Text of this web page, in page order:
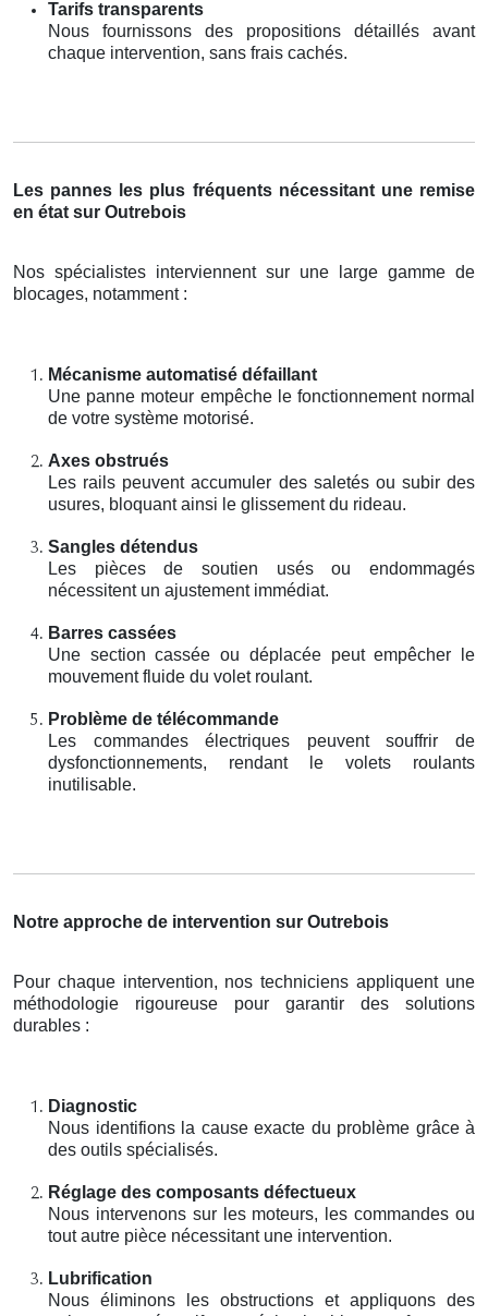
Tarifs transparents
Nous fournissons des propositions détaillés avant
chaque intervention, sans frais cachés.
Les pannes les plus fréquents nécessitant une remise
en état sur Outrebois
Nos spécialistes interviennent sur une large gamme de
blocages, notamment :
Mécanisme automatisé défaillant
Une panne moteur empêche le fonctionnement normal
de votre système motorisé.
Axes obstrués
Les rails peuvent accumuler des saletés ou subir des
usures, bloquant ainsi le glissement du rideau.
Sangles détendus
Les pièces de soutien usés ou endommagés
nécessitent un ajustement immédiat.
Barres cassées
Une section cassée ou déplacée peut empêcher le
mouvement fluide du volet roulant.
Problème de télécommande
Les commandes électriques peuvent souffrir de
dysfonctionnements, rendant le volets roulants
inutilisable.
Notre approche de intervention sur Outrebois
Pour chaque intervention, nos techniciens appliquent une
méthodologie rigoureuse pour garantir des solutions
durables :
Diagnostic
Nous identifions la cause exacte du problème grâce à
des outils spécialisés.
Réglage des composants défectueux
Nous intervenons sur les moteurs, les commandes ou
tout autre pièce nécessitant une intervention.
Lubrification
Nous éliminons les obstructions et appliquons des